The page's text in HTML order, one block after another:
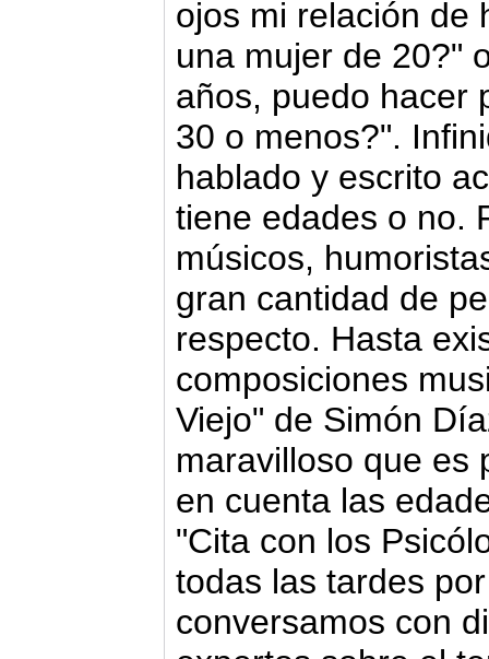
ojos mi relación de
una mujer de 20?"
años, puedo hacer
30 o menos?".
hablado y escrito
tiene edades o no.
músicos,
gran cantidad de
respecto. Hasta
composiciones
Viejo" de Simón
maravilloso que es
en cuenta las
"Cita con los
todas las tardes
conversamos con